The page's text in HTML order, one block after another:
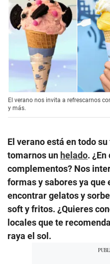
El verano nos invita a refrescarnos
y más.
El verano está en todo
tomarnos un helado.
complementos? Nos
formas y sabores ya que
encontrar gelatos y
soft y fritos. ¿Quieres
locales que te
raya el sol.